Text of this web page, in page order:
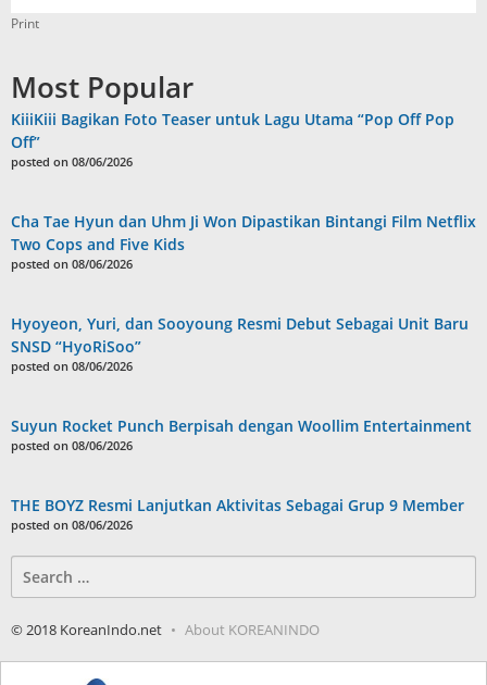
Print
Most Popular
KiiiKiii Bagikan Foto Teaser untuk Lagu Utama “Pop Off Pop
Off”
posted on 08/06/2026
Cha Tae Hyun dan Uhm Ji Won Dipastikan Bintangi Film Netflix
Two Cops and Five Kids
posted on 08/06/2026
Hyoyeon, Yuri, dan Sooyoung Resmi Debut Sebagai Unit Baru
SNSD “HyoRiSoo”
posted on 08/06/2026
Suyun Rocket Punch Berpisah dengan Woollim Entertainment
posted on 08/06/2026
THE BOYZ Resmi Lanjutkan Aktivitas Sebagai Grup 9 Member
posted on 08/06/2026
for:
© 2018 KoreanIndo.net About KOREANINDO